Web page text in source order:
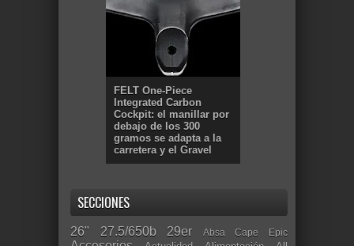
FELT One-Piece
Integrated Carbon
Cockpit: el manillar por
debajo de los 300
gramos se adapta a la
carretera y el Gravel
SECCIONES
26" 27.5/650b 29er Absa Cape Epic